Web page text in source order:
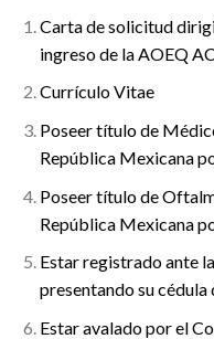
Carta de solicitud
ingreso de la AOEQ
Currículo Vitae
Poseer título de
República Mexicana
Poseer título de
República Mexicana
Estar registrado ante
presentando su cédula
Estar avalado por el